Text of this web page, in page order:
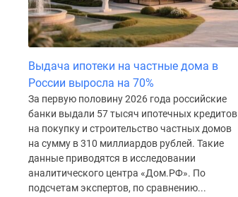
Рассрочка
Выдача ипотеки на частные дома в
России выросла на 70%
За первую половину 2026 года российские
банки выдали 57 тысяч ипотечных кредитов
на покупку и строительство частных домов
на сумму в 310 миллиардов рублей. Такие
данные приводятся в исследовании
аналитического центра «Дом.РФ». По
подсчетам экспертов, по сравнению...